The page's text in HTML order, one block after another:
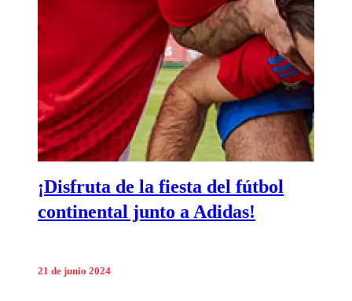
¡Disfruta de la fiesta del fútbol
continental junto a Adidas!
21 de junio 2024